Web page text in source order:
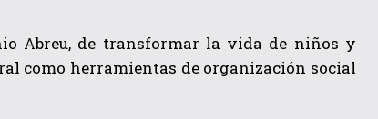
Abreu, de transformar la vida de niños y
como herramientas de organización social